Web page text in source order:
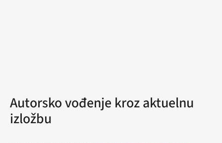
Autorsko vođenje kroz aktuelnu
izložbu